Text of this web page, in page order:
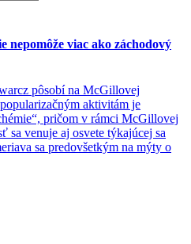
nepomôže viac ako záchodový
pôsobí na McGillovej
aktivitám je
pričom v rámci McGillovej
sa venuje aj osvete týkajúcej sa
sa predovšetkým na mýty o